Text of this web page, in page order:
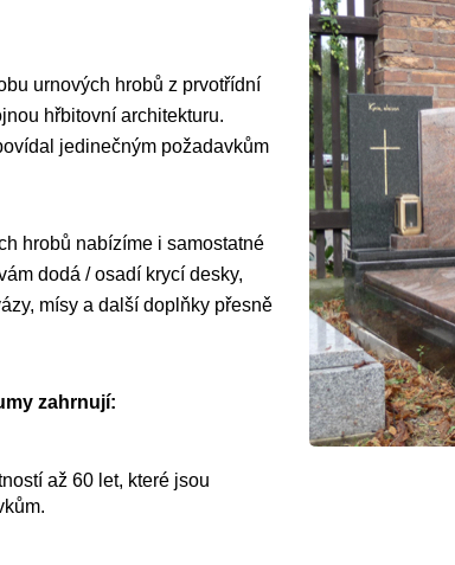
urnových hrobů z prvotřídní
hřbitovní architekturu.
jedinečným požadavkům
hrobů nabízíme i samostatné
dodá / osadí krycí desky,
mísy a další doplňky přesně
zahrnují:
až 60 let, které jsou